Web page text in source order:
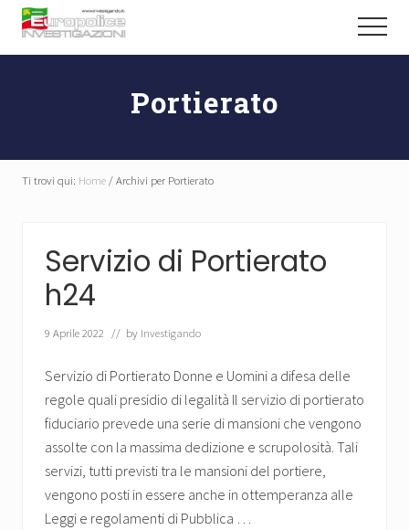
Menu
Passa
contenuto
Passa
piè
Abili
Menu
Portierato
Ti trovi qui: Home /Archivi per Portierato
Servizio di Portierato
h24
9 Aprile 2022 // by Investigando
Servizio di Portierato Donne e Uomini a difesa delle
regole quali presidio di legalità Il servizio di portierato
fiduciario prevede una serie di mansioni che vengono
assolte con la massima dedizione e scrupolosità. Tali
servizi, tutti previsti tra le mansioni del portiere,
vengono posti in essere anche in ottemperanza alle
Leggi e regolamenti di Pubblica …